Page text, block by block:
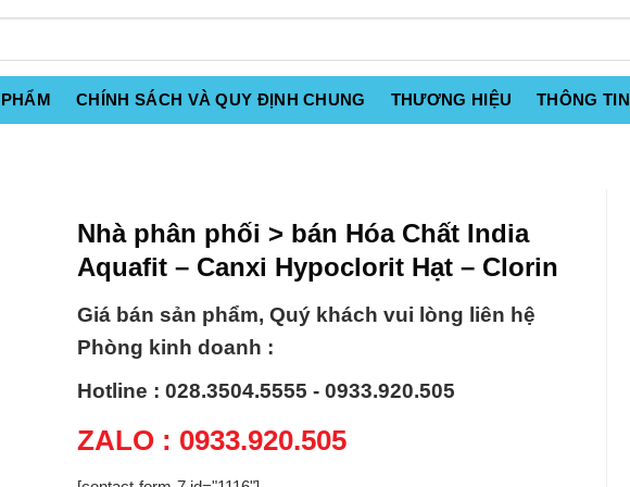
CHÍNH SÁCH VÀ QUY ĐỊNH CHUNG THƯƠNG HIỆU THÔNG TIN
Nhà phân phối > bán Hóa Chất India
Aquafit – Canxi Hypoclorit Hạt – Clorin
Giá bán sản phẩm, Quý khách vui lòng liên hệ
Phòng kinh doanh :
Hotline : 028.3504.5555 - 0933.920.505
ZALO : 0933.920.505